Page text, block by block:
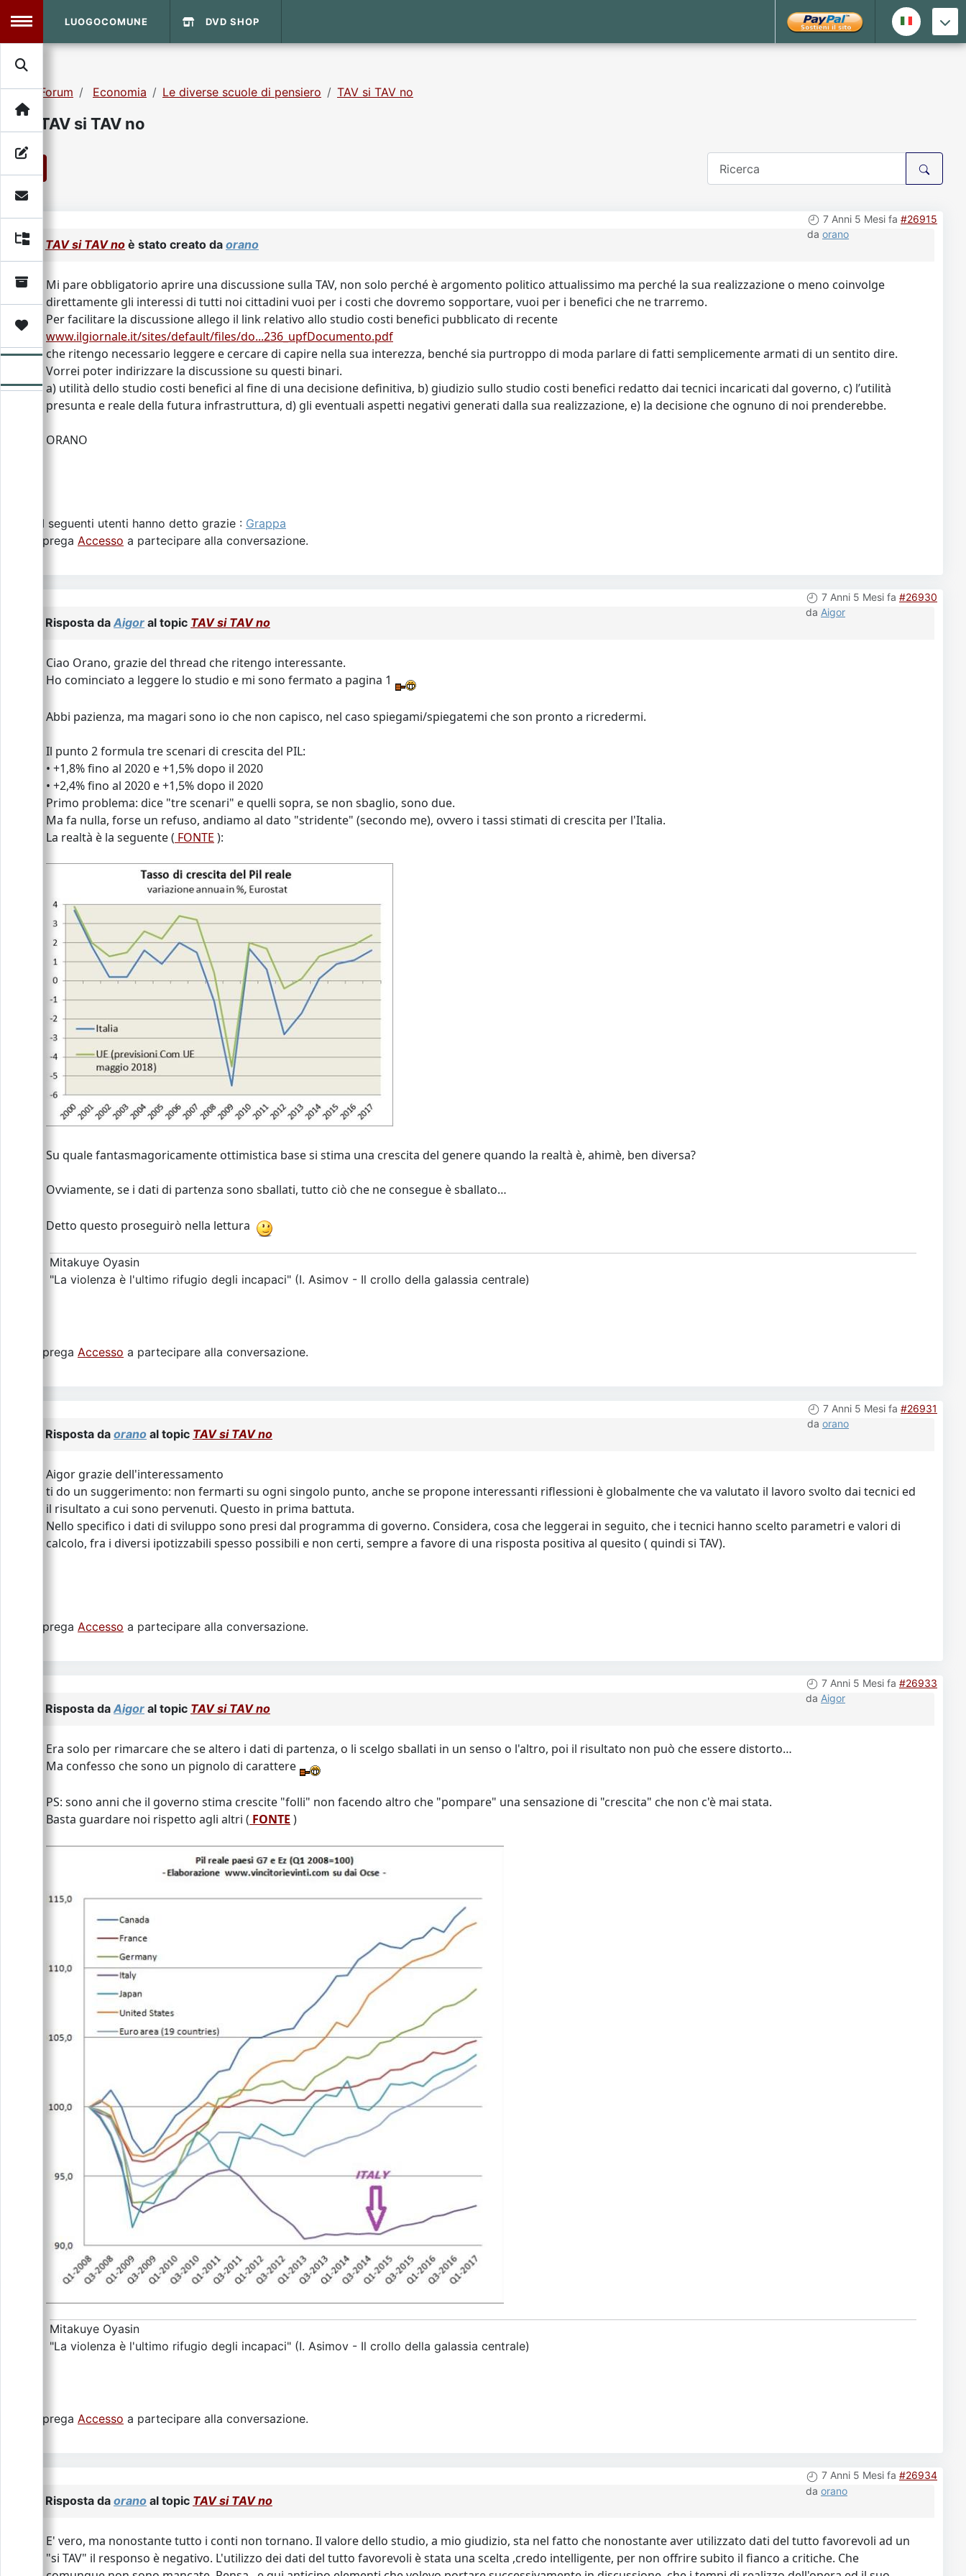
MENU
Search
DVD Shop
Info Sito
Login
Vecchio Sito
Archivio
Video
Forum
Donazione
LUOGOCOMUNE DVD SHOP
Forum Economia Le diverse scuole di pensiero TAV si TAV no
TAV si TAV no
7 Anni 5 Mesi fa #26915
da orano
TAV si TAV no è stato creato da orano
Mi pare obbligatorio aprire una discussione sulla TAV, non solo perché è argomento politico attualissimo ma perché la sua realizzazione o meno coinvolge
direttamente gli interessi di tutti noi cittadini vuoi per i costi che dovremo sopportare, vuoi per i benefici che ne trarremo.
Per facilitare la discussione allego il link relativo allo studio costi benefici pubblicato di recente
www.ilgiornale.it/sites/default/files/do...236_upfDocumento.pdf
che ritengo necessario leggere e cercare di capire nella sua interezza, benché sia purtroppo di moda parlare di fatti semplicemente armati di un sentito dire.
Vorrei poter indirizzare la discussione su questi binari.
a) utilità dello studio costi benefici al fine di una decisione definitiva, b) giudizio sullo studio costi benefici redatto dai tecnici incaricati dal governo, c) l’utilità
presunta e reale della futura infrastruttura, d) gli eventuali aspetti negativi generati dalla sua realizzazione, e) la decisione che ognuno di noi prenderebbe.
ORANO
I seguenti utenti hanno detto grazie : Grappa
Si prega Accesso a partecipare alla conversazione.
7 Anni 5 Mesi fa #26930
da Aigor
Risposta da Aigor al topic TAV si TAV no
Ciao Orano, grazie del thread che ritengo interessante.
Ho cominciato a leggere lo studio e mi sono fermato a pagina 1
Abbi pazienza, ma magari sono io che non capisco, nel caso spiegami/spiegatemi che son pronto a ricredermi.
Il punto 2 formula tre scenari di crescita del PIL:
• +1,8% fino al 2020 e +1,5% dopo il 2020
• +2,4% fino al 2020 e +1,5% dopo il 2020
Primo problema: dice "tre scenari" e quelli sopra, se non sbaglio, sono due.
Ma fa nulla, forse un refuso, andiamo al dato "stridente" (secondo me), ovvero i tassi stimati di crescita per l'Italia.
La realtà è la seguente ( FONTE ):
Su quale fantasmagoricamente ottimistica base si stima una crescita del genere quando la realtà è, ahimè, ben diversa?
Ovviamente, se i dati di partenza sono sballati, tutto ciò che ne consegue è sballato…
Detto questo proseguirò nella lettura
Mitakuye Oyasin
"La violenza è l'ultimo rifugio degli incapaci" (I. Asimov - Il crollo della galassia centrale)
Si prega Accesso a partecipare alla conversazione.
7 Anni 5 Mesi fa #26931
da orano
Risposta da orano al topic TAV si TAV no
Aigor grazie dell'interessamento
ti do un suggerimento: non fermarti su ogni singolo punto, anche se propone interessanti riflessioni è globalmente che va valutato il lavoro svolto dai tecnici ed
il risultato a cui sono pervenuti. Questo in prima battuta.
Nello specifico i dati di sviluppo sono presi dal programma di governo. Considera, cosa che leggerai in seguito, che i tecnici hanno scelto parametri e valori di
calcolo, fra i diversi ipotizzabili spesso possibili e non certi, sempre a favore di una risposta positiva al quesito ( quindi si TAV).
Si prega Accesso a partecipare alla conversazione.
7 Anni 5 Mesi fa #26933
da Aigor
Risposta da Aigor al topic TAV si TAV no
Era solo per rimarcare che se altero i dati di partenza, o li scelgo sballati in un senso o l'altro, poi il risultato non può che essere distorto…
Ma confesso che sono un pignolo di carattere
PS: sono anni che il governo stima crescite "folli" non facendo altro che "pompare" una sensazione di "crescita" che non c'è mai stata.
Basta guardare noi rispetto agli altri ( FONTE )
Mitakuye Oyasin
"La violenza è l'ultimo rifugio degli incapaci" (I. Asimov - Il crollo della galassia centrale)
Si prega Accesso a partecipare alla conversazione.
7 Anni 5 Mesi fa #26934
da orano
Risposta da orano al topic TAV si TAV no
E' vero, ma nonostante tutto i conti non tornano. Il valore dello studio, a mio giudizio, sta nel fatto che nonostante aver utilizzato dati del tutto favorevoli ad un
"si TAV" il responso è negativo. L'utilizzo dei dati del tutto favorevoli è stata una scelta ,credo intelligente, per non offrire subito il fianco a critiche. Che